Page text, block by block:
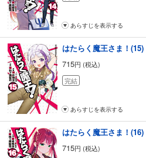
あらすじを表示する
はたらく魔王さま！(15)
715円 (税込)
完結
あらすじを表示する
はたらく魔王さま！(16)
715円 (税込)